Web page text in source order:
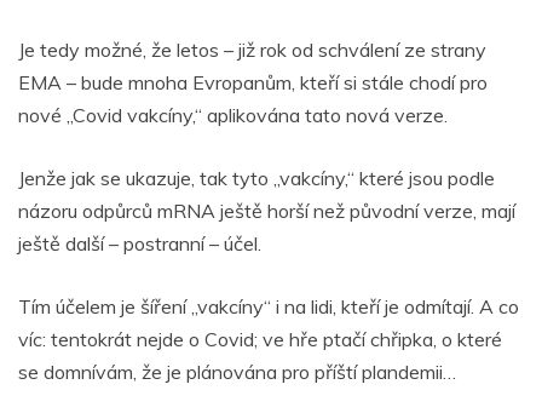
Je tedy možné, že letos – již rok od schválení ze strany
EMA – bude mnoha Evropanům, kteří si stále chodí pro
nové „Covid vakcíny,“ aplikována tato nová verze.
Jenže jak se ukazuje, tak tyto „vakcíny,“ které jsou podle
názoru odpůrců mRNA ještě horší než původní verze, mají
ještě další – postranní – účel.
Tím účelem je šíření „vakcíny“ i na lidi, kteří je odmítají. A co
víc: tentokrát nejde o Covid; ve hře ptačí chřipka, o které
se domnívám, že je plánována pro příští plandemii…